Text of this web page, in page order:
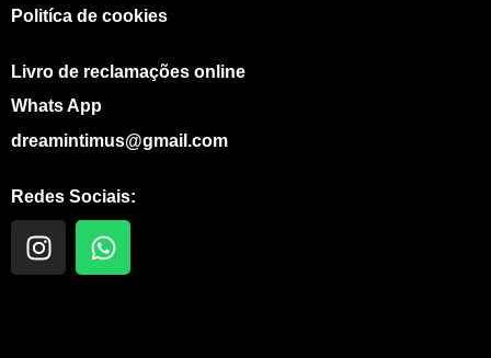
Politíca de cookies
Livro de reclamações online
Whats App
dreamintimus@gmail.com
Redes Sociais:
I
n
W
h